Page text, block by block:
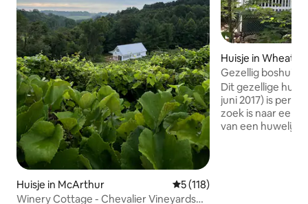
Huisje in McArthur Gemiddelde beoordeling
5 (118)
Winery Cottage - Chevalier Vineyards
Huisje in
Gezellig boshuisje
Dit gezellige
juni 2017) is
zoek is naar een
van een